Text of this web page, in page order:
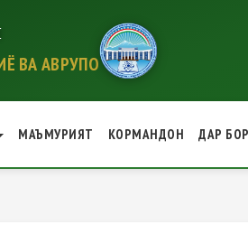
ВА АВРУПО
МАЪМУРИЯТ КОРМАНДОН ДАР